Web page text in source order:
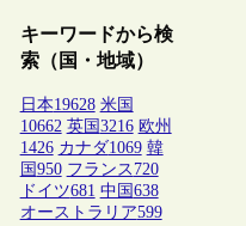
キーワードから検
索（国・地域）
日本19628 米国
10662 英国 3216 欧州
1426 カナダ1069 韓
国 950 フランス 720
ドイツ681 中国 638
オーストラリア599